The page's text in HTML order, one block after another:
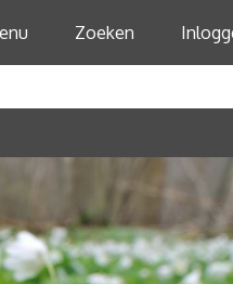
Zoeken